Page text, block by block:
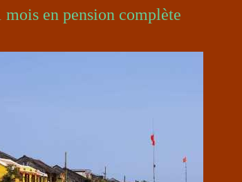
mois en pension complète